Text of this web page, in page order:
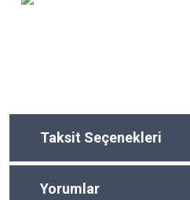
Taksit Seçenekleri
Yorumlar